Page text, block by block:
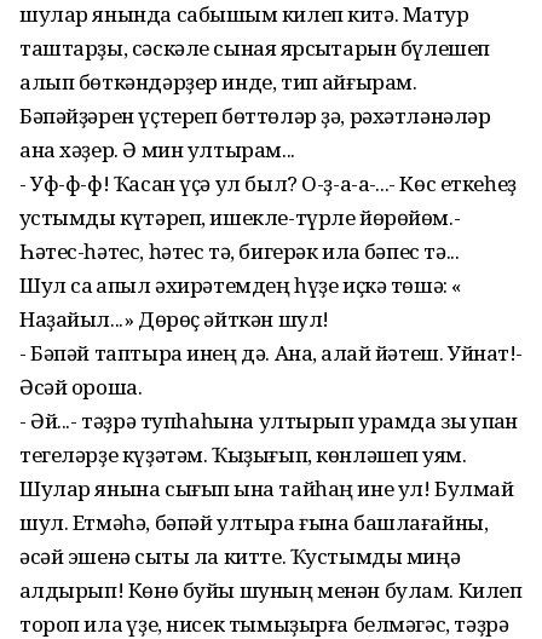
шулар янында сабышҡым килеп китә. Матур
таштарҙы, сәскәле сынаяҡ ярсыҡтарын бүлешеп
алып бөткәндәрҙер инде, тип ҡайғырам.
Бәпәйҙәрен үҫтереп бөттөләр ҙә, рәхәтләнәләр
ана хәҙер. Ә мин ултырам...
- Уф-ф-ф! Ҡасан үҫә ул был? О-ҙ-а-а-ҡ...- Көс еткеһеҙ
ҡустымды күтәреп, ишекле-түрле йөрөйөм.-
Һәтес-һәтес, һәтес тә, бигерәк илаҡ бәпес тә...
Шул саҡ ҡапыл әхирәтемдең һүҙе иҫкә төшә: «
Наҙайыл...» Дөрөҫ әйткән шул!
- Бәпәй таптыра инең дә. Ана, ҡалай йәтеш. Уйнат!-
Әсәй ороша.
- Әй...- тәҙрә тупһаһына ултырып урамда зыҡ ҡупҡан
тегеләрҙе күҙәтәм. Ҡыҙығып, көнләшеп ҡуям.
Шулар янына сығып ҡына тайһаң ине ул! Булмай
шул. Етмәһә, бәпәй ултыра ғына башлағайны,
әсәй эшенә сыҡты ла китте. Ҡустымды миңә
ҡалдырып! Көнө буйы шуның менән булам. Килеп
тороп илаҡ үҙе, нисек тымыҙырға белмәгәс, тәҙрә